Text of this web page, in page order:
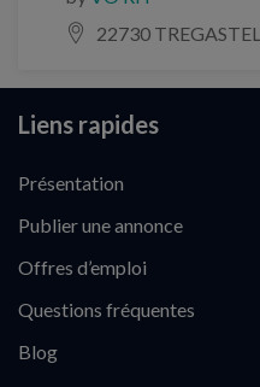
22730 TREGASTEL
Liens rapides
Présentation
Publier une annonce
Offres d’emploi
Questions fréquentes
Blog